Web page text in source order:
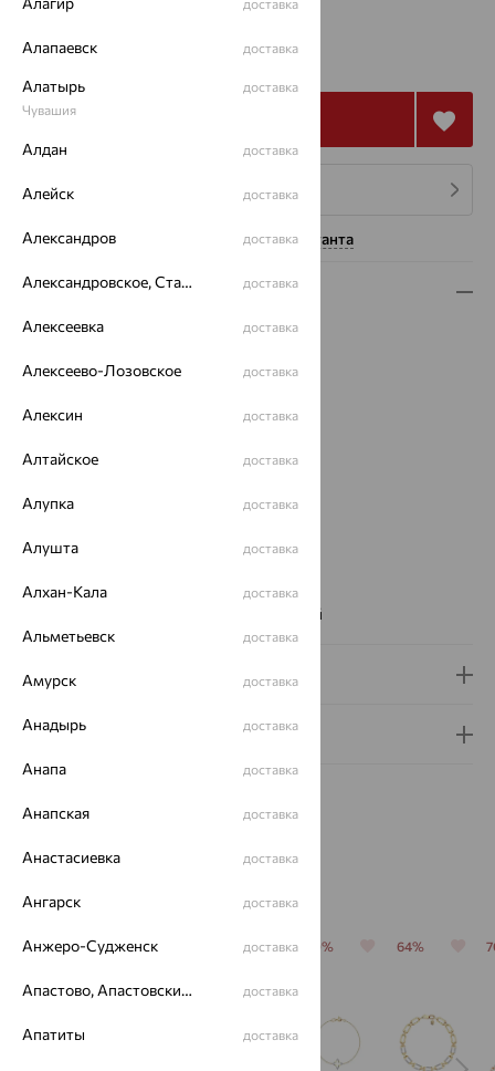
от 88 188 244 966
4 платежа по 22 047₽
Нужна помощь консультанта
Описание
Вид изделия:
Цвет металла:
Страна происхождения:
РОССИЯ
Виды дизайна браслетов:
Глидерные
Цвет вставки:
Вес металла:
Бесцветный
Доставка и оплата
Гарантия и возврат
64% 64% 70% 64%
доставка
Алапаевск доставка
Алатырь
Чувашия
доставка
Алдан доставка
Алейск доставка
Александров доставка
Александровское, Ставропольский край доставка
Алексеевка доставка
Алексеево-Лозовское доставка
Алексин доставка
Алтайское доставка
Алупка доставка
Алушта доставка
Алхан-Кала доставка
Альметьевск доставка
Амурск доставка
Анадырь доставка
Анапа доставка
Анапская доставка
Анастасиевка доставка
Ангарск доставка
Анжеро-Судженск доставка
Апастово, Апастовский район доставка
Апатиты доставка